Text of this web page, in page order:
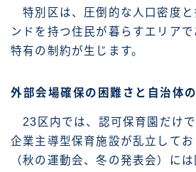
特別区は、圧倒的な人口密度と
ンドを持つ住民が暮らすエリア
特有の制約が生じます。
外部会場確保の困難さと自治体
23区内では、認可保育園だけ
企業主導型保育施設が乱立してお
（秋の運動会、冬の発表会）に